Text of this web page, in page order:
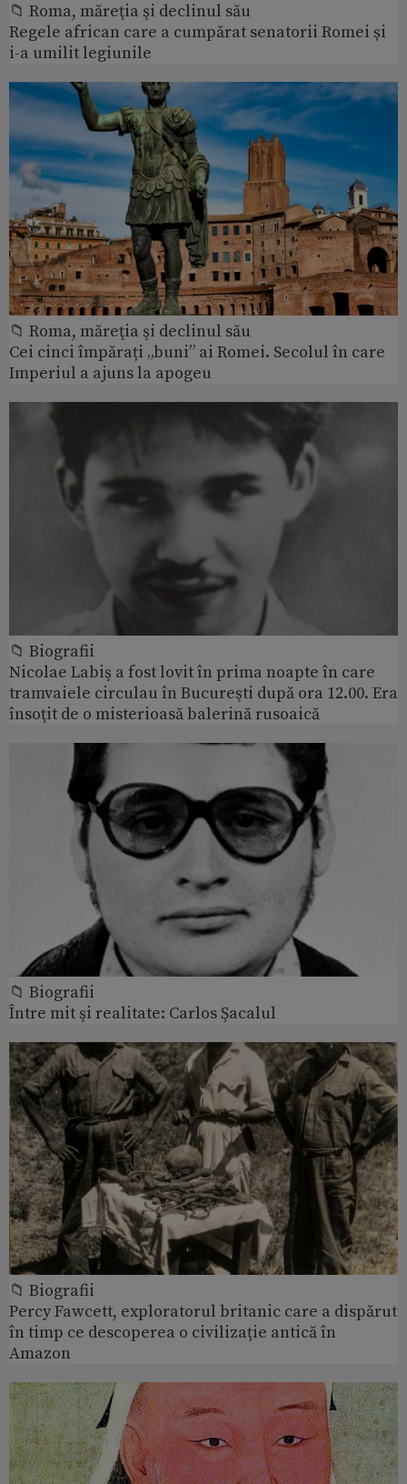
📁 Roma, măreţia şi declinul său
Regele african care a cumpărat senatorii Romei și
i-a umilit legiunile
📁 Roma, măreţia şi declinul său
Cei cinci împărați „buni” ai Romei. Secolul în care
Imperiul a ajuns la apogeu
📁 Biografii
Nicolae Labiş a fost lovit în prima noapte în care
tramvaiele circulau în Bucureşti după ora 12.00. Era
însoţit de o misterioasă balerină rusoaică
📁 Biografii
Între mit şi realitate: Carlos Şacalul
📁 Biografii
Percy Fawcett, exploratorul britanic care a dispărut
în timp ce descoperea o civilizație antică în
Amazon